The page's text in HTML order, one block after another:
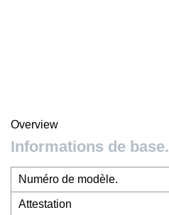
Overview
Informations de base.
Numéro de modèle.
Attestation